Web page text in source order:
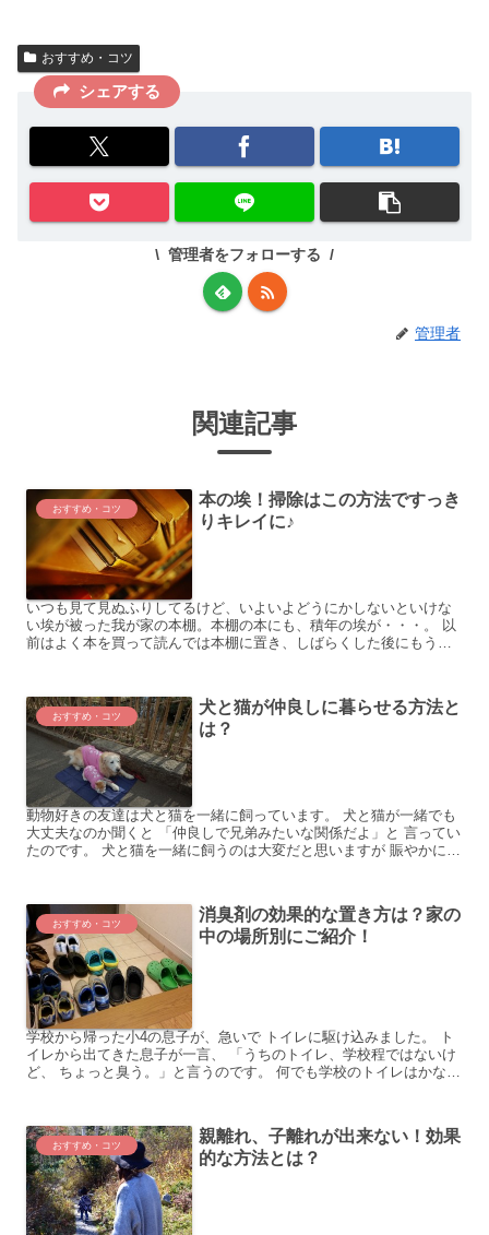
おすすめ・コツ
シェアする
管理者をフォローする
管理者
関連記事
おすすめ・コツ
本の埃！掃除はこの方法ですっき
りキレイに♪
いつも見て見ぬふりしてるけど、いよいよどうにかしないといけな
い埃が被った我が家の本棚。本棚の本にも、積年の埃が・・・。 以
前はよく本を買って読んでは本棚に置き、しばらくした後にもう一
おすすめ・コツ
犬と猫が仲良しに暮らせる方法と
は？
動物好きの友達は犬と猫を一緒に飼っています。 犬と猫が一緒でも
大丈夫なのか聞くと 「仲良しで兄弟みたいな関係だよ」と 言ってい
たのです。 犬と猫を一緒に飼うのは大変だと思いますが 賑やかにな
おすすめ・コツ
消臭剤の効果的な置き方は？家の
中の場所別にご紹介！
学校から帰った小4の息子が、急いで トイレに駆け込みました。 ト
イレから出てきた息子が一言、 「うちのトイレ、学校程ではないけ
ど、 ちょっと臭う。」と言うのです。 何でも学校のトイレはかなり
おすすめ・コツ
親離れ、子離れが出来ない！効果
的な方法とは？